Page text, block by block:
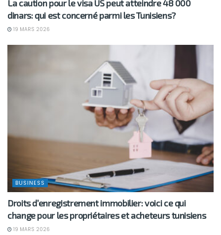
La caution pour le visa US peut atteindre 48 000
dinars: qui est concerné parmi les Tunisiens?
19 MARS 2026
BUSINESS
Droits d’enregistrement immobilier: voici ce qui
change pour les propriétaires et acheteurs tunisiens
19 MARS 2026